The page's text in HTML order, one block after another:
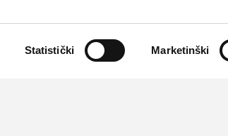
Statistički Marketinški
Važne pravne
TevaGlobal site PLIVAzdravlje.hr PLIVA.hr
Partneri:CMJ,HPD,kardio.hr Liječnički vjesnik,Medicinski